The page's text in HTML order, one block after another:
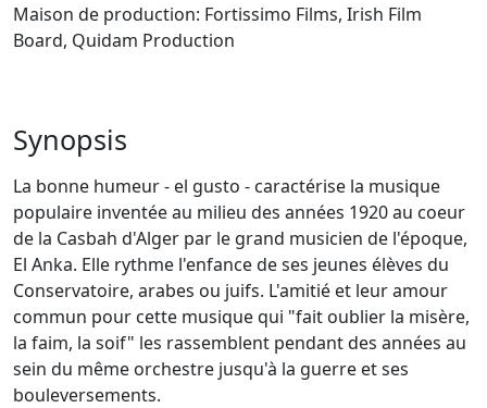
Maison de production: Fortissimo Films, Irish Film
Board, Quidam Production
Synopsis
La bonne humeur - el gusto - caractérise la musique
populaire inventée au milieu des années 1920 au coeur
de la Casbah d'Alger par le grand musicien de l'époque,
El Anka. Elle rythme l'enfance de ses jeunes élèves du
Conservatoire, arabes ou juifs. L'amitié et leur amour
commun pour cette musique qui "fait oublier la misère,
la faim, la soif" les rassemblent pendant des années au
sein du même orchestre jusqu'à la guerre et ses
bouleversements.